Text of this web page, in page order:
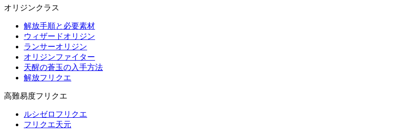
オリジンクラス
解放手順と必要素材
ウィザードオリジン
ランサーオリジン
オリジンファイター
天醒の蒼玉の入手方法
解放フリクエ
高難易度フリクエ
ルシゼロフリクエ
フリクエ天元